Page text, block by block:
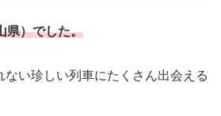
）でした。
い珍しい列車にたくさん出会える